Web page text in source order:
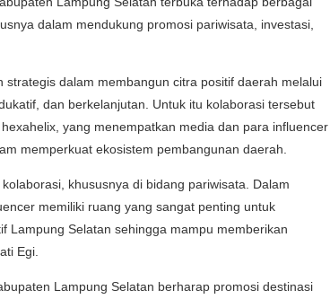
dalam mendukung promosi pariwisata, investasi,
strategis dalam membangun citra positif daerah melalui
dan berkelanjutan. Untuk itu kolaborasi tersebut
yang menempatkan media dan para influencer
memperkuat ekosistem pembangunan daerah.
khususnya di bidang pariwisata. Dalam
memiliki ruang yang sangat penting untuk
Lampung Selatan sehingga mampu memberikan
Egi.
Lampung Selatan berharap promosi destinasi